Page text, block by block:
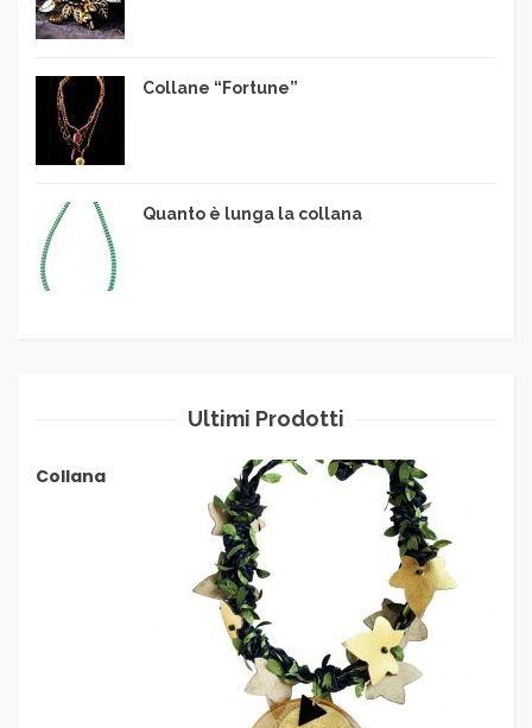
Collane “Fortune”
Quanto è lunga la collana
Ultimi Prodotti
Collana